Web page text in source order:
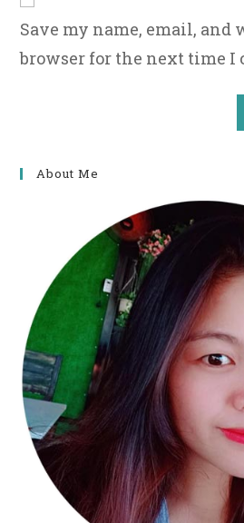
(optional)
Save my name, email, and
browser for the next time I
About Me